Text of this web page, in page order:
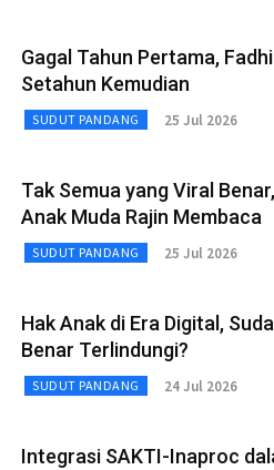
Gagal Tahun Pertama,
Setahun Kemudian
SUDUT PANDANG 25 Jul 2026
Tak Semua yang Viral
Anak Muda Rajin Membaca
SUDUT PANDANG 25 Jul 2026
Hak Anak di Era Digital,
Benar Terlindungi?
SUDUT PANDANG 24 Jul 2026
Integrasi SAKTI-Inaproc